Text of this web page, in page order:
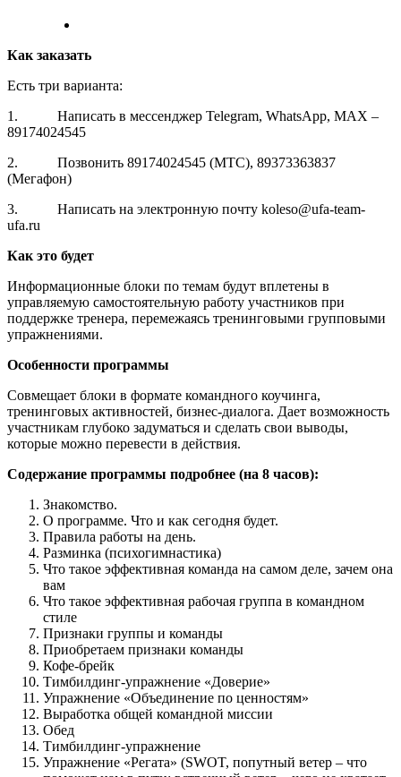
Как заказать
Есть три варианта:
1. Написать в мессенджер Telegram, WhatsApp, MAX –
89174024545
2. Позвонить 89174024545 (МТС), 89373363837
(Мегафон)
3. Написать на электронную почту koleso@ufa-team-
ufa.ru
Как это будет
Информационные блоки по темам будут вплетены в
управляемую самостоятельную работу участников при
поддержке тренера, перемежаясь тренинговыми групповыми
упражнениями.
Особенности программы
Совмещает блоки в формате командного коучинга,
тренинговых активностей, бизнес-диалога. Дает возможность
участникам глубоко задуматься и сделать свои выводы,
которые можно перевести в действия.
Содержание программы подробнее (на 8 часов):
Знакомство.
О программе. Что и как сегодня будет.
Правила работы на день.
Разминка (психогимнастика)
Что такое эффективная команда на самом деле, зачем она
вам
Что такое эффективная рабочая группа в командном
стиле
Признаки группы и команды
Приобретаем признаки команды
Кофе-брейк
Тимбилдинг-упражнение «Доверие»
Упражнение «Объединение по ценностям»
Выработка общей командной миссии
Обед
Тимбилдинг-упражнение
Упражнение «Регата» (SWOT, попутный ветер – что